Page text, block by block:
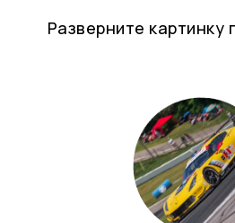
Разверните картинку